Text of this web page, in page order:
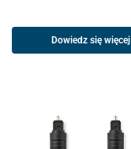
Dowiedz się więcej